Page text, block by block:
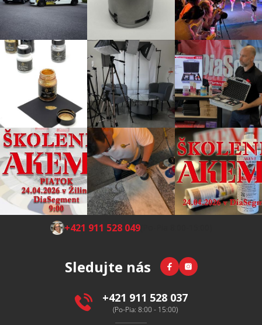
Z +421 911 528 049(Po-Pia 8:00-15:00)
Sledujte nás Facebook
Instagram
+421 911 528 037
(Po-Pia: 8:00 - 15:00)